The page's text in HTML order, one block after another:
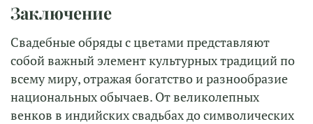
Заключение
Свадебные обряды с цветами представляют
собой важный элемент культурных традиций по
всему миру, отражая богатство и разнообразие
национальных обычаев. От великолепных
венков в индийских свадьбах до символических